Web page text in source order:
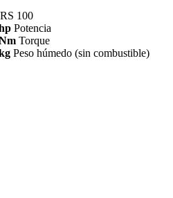
100
Potencia
Torque
Peso húmedo (sin combustible)